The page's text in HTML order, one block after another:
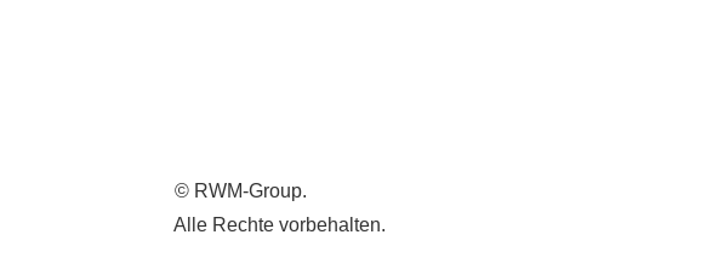
© RWM-Group.
Alle Rechte vorbehalten.